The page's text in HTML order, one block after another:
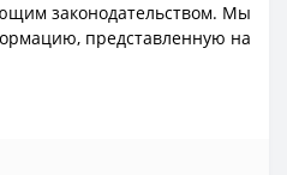
законодательством. Мы
представленную на